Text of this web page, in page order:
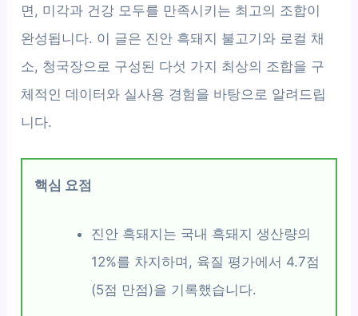
면, 미각과 건강 모두를 만족시키는 최고의 조합이
완성됩니다. 이 글은 진안 흑돼지 불고기와 로컬 채
소, 청국장으로 구성된 다섯 가지 최상의 조합을 구
체적인 데이터와 실사용 경험을 바탕으로 알려드립
니다.
핵심 요점
진안 흑돼지는 국내 흑돼지 생산량의
12%를 차지하며, 육질 평가에서 4.7점
(5점 만점)을 기록했습니다.